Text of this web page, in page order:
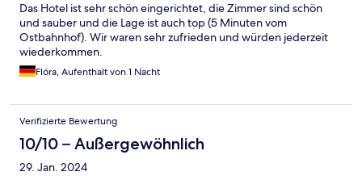
Das Hotel ist sehr schön eingerichtet, die Zimmer sind schön
und sauber und die Lage ist auch top (5 Minuten vom
Ostbahnhof). Wir waren sehr zufrieden und würden jederzeit
wiederkommen.
Flóra, Aufenthalt von 1 Nacht
Verifizierte Bewertung
10/10 – Außergewöhnlich
29. Jan. 2024